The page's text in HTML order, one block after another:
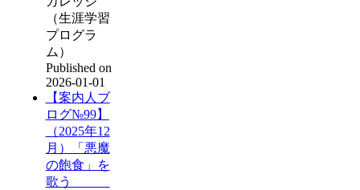
（生涯学習
プログラ
ム）
Published on
2026-01-01
【案内人ブ
ログ№99】
（2025年12
月）「悪魔
の飽食」を
歌う